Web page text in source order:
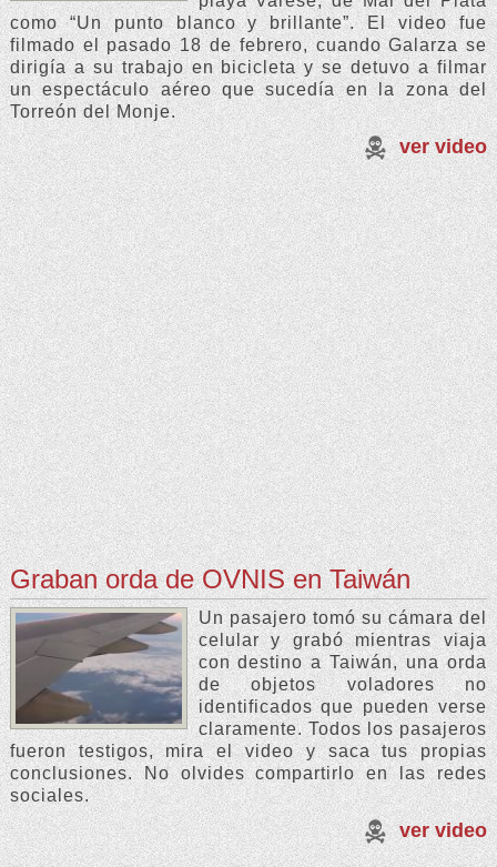
como “Un punto blanco y brillante”. El video fue
filmado el pasado 18 de febrero, cuando Galarza se
dirigía a su trabajo en bicicleta y se detuvo a filmar
un espectáculo aéreo que sucedía en la zona del
Torreón del Monje.
ver video
Graban orda de OVNIS en Taiwán
Un pasajero tomó su cámara del
celular y grabó mientras viaja
con destino a Taiwán, una orda
de objetos voladores no
identificados que pueden verse
claramente. Todos los pasajeros
fueron testigos, mira el video y saca tus propias
conclusiones. No olvides compartirlo en las redes
sociales.
ver video